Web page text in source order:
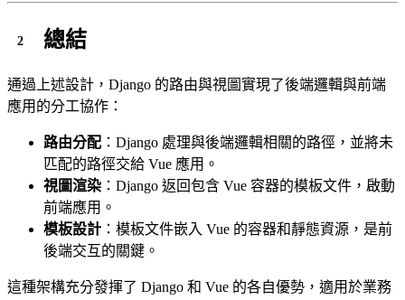
總結
通過上述設計，Django 的路由與視圖實現了後端邏輯與前端
應用的分工協作：
路由分配 ：Django 處理與後端邏輯相關的路徑，並將未
匹配的路徑交給 Vue 應用。
視圖渲染 ：Django 返回包含 Vue 容器的模板文件，啟動
前端應用。
模板設計 ：模板文件嵌入 Vue 的容器和靜態資源，是前
後端交互的關鍵。
這種架構充分發揮了 Django 和 Vue 的各自優勢，適用於業務